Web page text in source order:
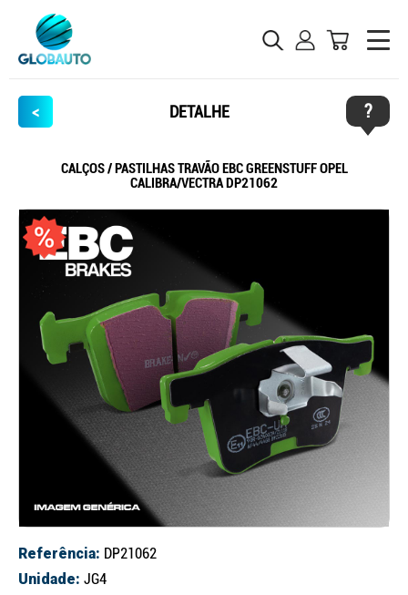
< DETALHE ?
CALÇOS / PASTILHAS TRAVÃO EBC GREENSTUFF OPEL
CALIBRA/VECTRA DP21062
Referência: DP21062
Unidade: JG4